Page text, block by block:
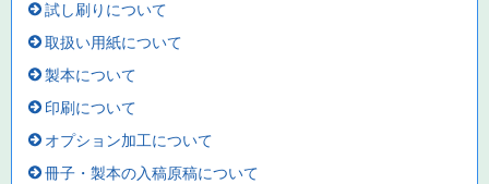
試し刷りについて
取扱い用紙について
製本について
印刷について
オプション加工について
冊子・製本の入稿原稿について